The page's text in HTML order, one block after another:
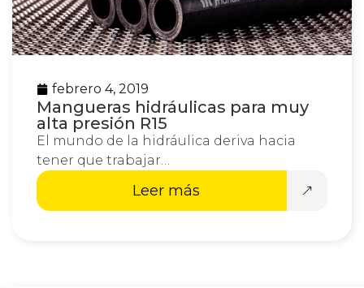
febrero 4, 2019
Mangueras hidráulicas para muy
alta presión R15
El mundo de la hidráulica deriva hacia
tener que trabajar…
Leer más